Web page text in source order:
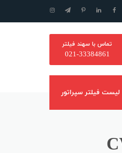
تماس با سهند فیلتر
021-33384861
لیست فیلتر سپراتور